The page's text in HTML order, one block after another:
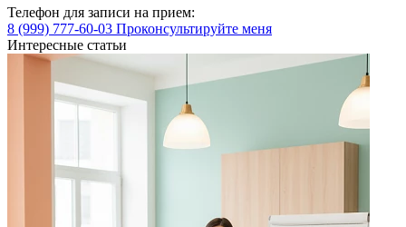
Телефон для записи на прием:
8 (999) 777-60-03 Проконсультируйте меня
Интересные статьи